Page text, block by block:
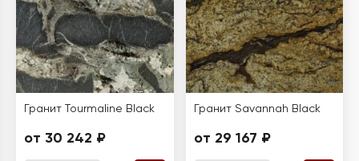
Гранит Tourmaline Black
от 30 242 ₽
Гранит Savannah Black
от 29 167 ₽